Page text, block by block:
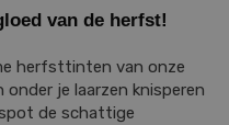
van de herfst!
herfsttinten van onze
onder je laarzen knisperen
de schattige